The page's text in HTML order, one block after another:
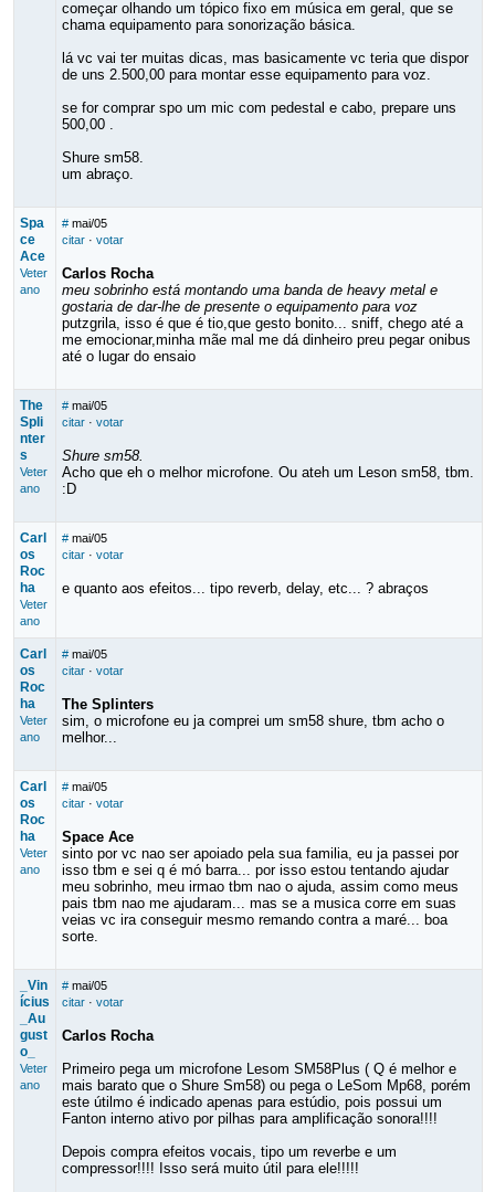
começar olhando um tópico fixo em música em geral, que se
chama equipamento para sonorização básica.
lá vc vai ter muitas dicas, mas basicamente vc teria que dispor
de uns 2.500,00 para montar esse equipamento para voz.
se for comprar spo um mic com pedestal e cabo, prepare uns
500,00 .
Shure sm58.
um abraço.
Spa
ce
Ace
Veter
ano
# mai/05
citar· votar
Carlos Rocha
meu sobrinho está montando uma banda de heavy metal e
gostaria de dar-lhe de presente o equipamento para voz
putzgrila, isso é que é tio,que gesto bonito... sniff, chego até a
me emocionar,minha mãe mal me dá dinheiro preu pegar onibus
até o lugar do ensaio
The
Spli
nter
s
Veter
ano
# mai/05
citar· votar
Shure sm58.
Acho que eh o melhor microfone. Ou ateh um Leson sm58, tbm.
:D
Carl
os
Roc
ha
Veter
ano
# mai/05
citar· votar
e quanto aos efeitos... tipo reverb, delay, etc... ? abraços
Carl
os
Roc
ha
Veter
ano
# mai/05
citar· votar
The Splinters
sim, o microfone eu ja comprei um sm58 shure, tbm acho o
melhor...
Carl
os
Roc
ha
Veter
ano
# mai/05
citar· votar
Space Ace
sinto por vc nao ser apoiado pela sua familia, eu ja passei por
isso tbm e sei q é mó barra... por isso estou tentando ajudar
meu sobrinho, meu irmao tbm nao o ajuda, assim como meus
pais tbm nao me ajudaram... mas se a musica corre em suas
veias vc ira conseguir mesmo remando contra a maré... boa
sorte.
_Vin
ícius
_Au
gust
o_
Veter
ano
# mai/05
citar· votar
Carlos Rocha
Primeiro pega um microfone Lesom SM58Plus ( Q é melhor e
mais barato que o Shure Sm58) ou pega o LeSom Mp68, porém
este útilmo é indicado apenas para estúdio, pois possui um
Fanton interno ativo por pilhas para amplificação sonora!!!!
Depois compra efeitos vocais, tipo um reverbe e um
compressor!!!! Isso será muito útil para ele!!!!!